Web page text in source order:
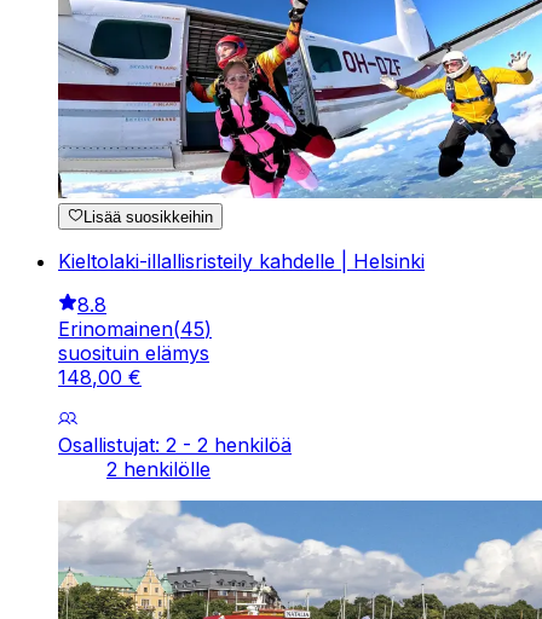
Lisää suosikkeihin
Kieltolaki-illallisristeily kahdelle | Helsinki
8.8
Erinomainen(45)
suosituin elämys
148,00 €
Osallistujat: 2 - 2 henkilöä
2 henkilölle